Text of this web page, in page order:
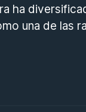
ha
una de las